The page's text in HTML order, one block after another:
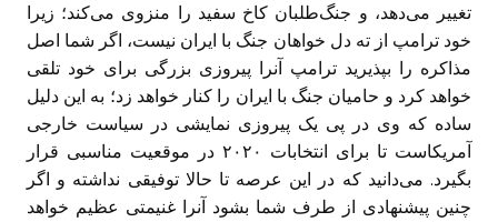
تغییر می‌دهد، و جنگ‌طلبان کاخ سفید را منزوی می‌کند؛ زیرا
خود ترامپ از ته دل خواهان جنگ با ایران نیست، اگر شما اصل
مذاکره را بپذیرید ترامپ آنرا پیروزی بزرگی برای خود تلقی
خواهد کرد و حامیان جنگ با ایران را کنار خواهد زد؛ به این دلیل
ساده که وی در پی یک پیروزی نمایشی در سیاست خارجی
آمریکاست تا برای انتخابات ۲۰۲۰ در موقعیت مناسبی قرار
بگیرد. می‌دانید که در این عرصه تا حالا توفیقی نداشته و اگر
چنین پیشنهادی از طرف شما بشود آنرا غنیمتی عظیم خواهد